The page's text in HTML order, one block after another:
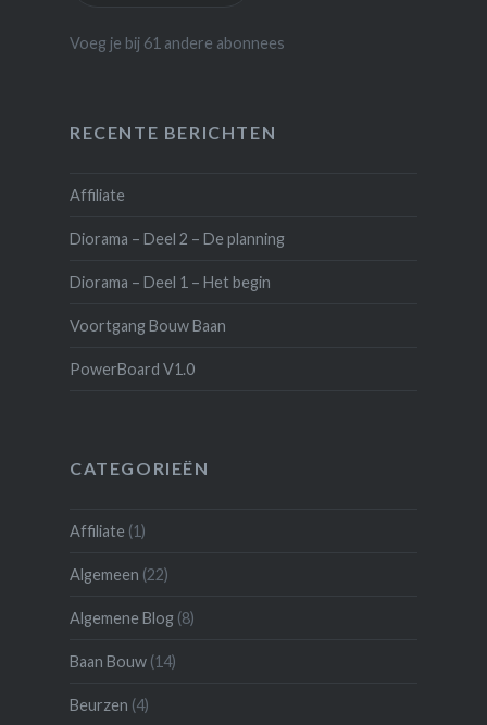
Voeg je bij 61 andere abonnees
RECENTE BERICHTEN
Affiliate
Diorama – Deel 2 – De planning
Diorama – Deel 1 – Het begin
Voortgang Bouw Baan
PowerBoard V1.0
CATEGORIEËN
Affiliate (1)
Algemeen (22)
Algemene Blog (8)
Baan Bouw(14)
Beurzen (4)